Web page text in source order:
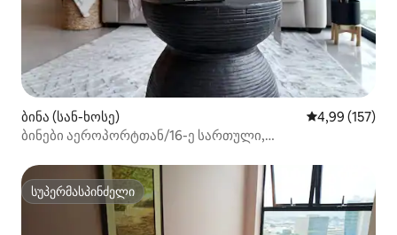
ბინა (სან-ხოსე) საშუალო
4,99 (157)
ბინები აეროპორტთან/16-ე სართული,
ტურები
სუპერმასპინძელი
სუპერმასპინძელი